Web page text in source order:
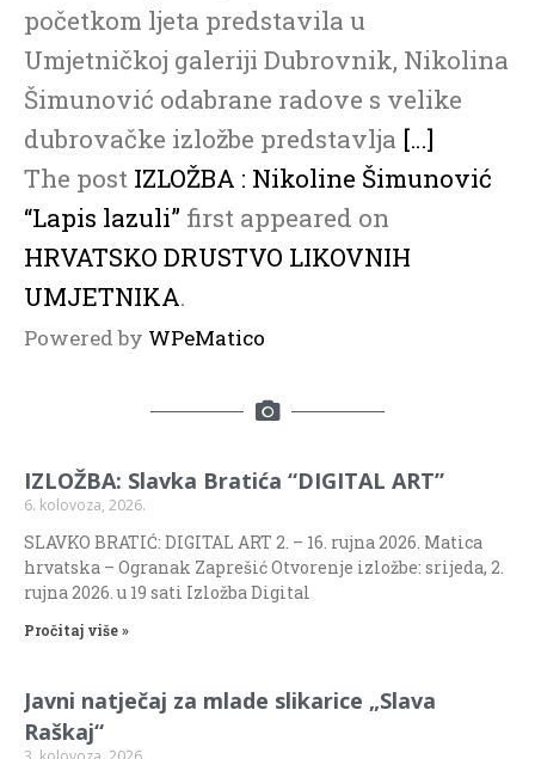
početkom ljeta predstavila u
Umjetničkoj galeriji Dubrovnik, Nikolina
Šimunović odabrane radove s velike
dubrovačke izložbe predstavlja […]
The post IZLOŽBA : Nikoline Šimunović
“Lapis lazuli” first appeared on
HRVATSKO DRUSTVO LIKOVNIH
UMJETNIKA.
Powered by WPeMatico
IZLOŽBA: Slavka Bratića “DIGITAL ART”
6. kolovoza, 2026.
SLAVKO BRATIĆ: DIGITAL ART 2. – 16. rujna 2026. Matica
hrvatska – Ogranak Zaprešić Otvorenje izložbe: srijeda, 2.
rujna 2026. u 19 sati Izložba Digital
Pročitaj više »
Javni natječaj za mlade slikarice „Slava
Raškaj“